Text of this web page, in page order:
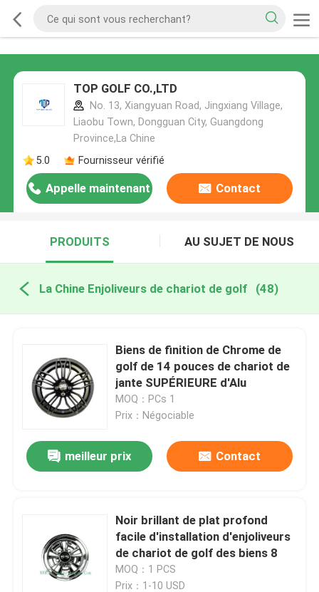
TOP GOLF CO.,LTD
No. 13, Xiangyuan Road, Jingxiang Village,
Liaobu Town, Dongguan City, Guangdong
Province,La Chine
5.0
Fournisseur vérifié
Appelle maintenant Contact
PRODUITS AU SUJET DE NOUS
La Chine Enjoliveurs de chariot de golf (48)
Biens de finition de Chrome de
golf de 14 pouces de chariot de
jante SUPÉRIEURE d'Alu
MOQ：PCs 1
Prix：Négociable
meilleur prix Contact
Noir brillant de plat profond
facile d'installation d'enjoliveurs
de chariot de golf des biens 8
MOQ：1 PCS
Prix：1-10 USD